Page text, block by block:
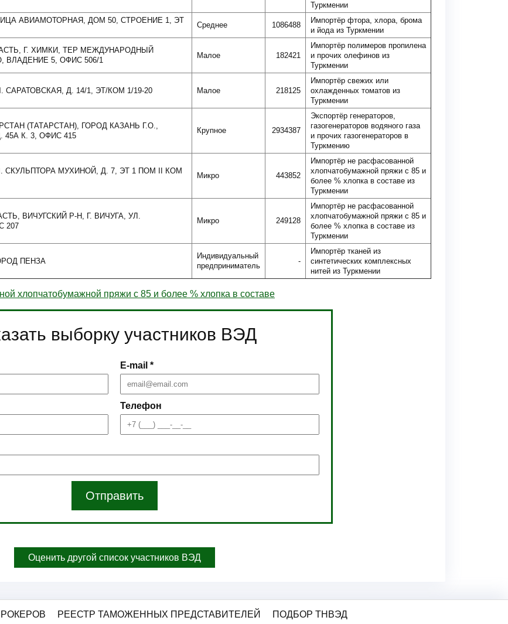
Туркмении
АВИАМОТОРНАЯ, ДОМ 50, СТРОЕНИЕ 1, ЭТ
Среднее 1086488
Импортёр фтора, хлора, брома
и йода из Туркмении
Г. ХИМКИ, ТЕР МЕЖДУНАРОДНЫЙ
5, ОФИС 506/1
Малое 182421
Импортёр полимеров пропилена
и прочих олефинов из
Туркмении
САРАТОВСКАЯ, Д. 14/1, ЭТ/КОМ 1/19-20 Малое 218125
Импортёр свежих или
охлажденных томатов из
Туркмении
(ТАТАРСТАН), ГОРОД КАЗАНЬ Г.О.,
45А К. 3, ОФИС 415
Крупное 2934387
Экспортёр генераторов,
газогенераторов водяного газа
и прочих газогенераторов в
Туркмению
СКУЛЬПТОРА МУХИНОЙ, Д. 7, ЭТ 1 ПОМ II КОМ
Микро 443852
Импортёр не расфасованной
хлопчатобумажной пряжи с 85 и
более % хлопка в составе из
Туркмении
ВИЧУГСКИЙ Р-Н, Г. ВИЧУГА, УЛ.
207
Микро 249128
Импортёр не расфасованной
хлопчатобумажной пряжи с 85 и
более % хлопка в составе из
Туркмении
ПЕНЗА
Индивидуальный
предприниматель
-
Импортёр тканей из
синтетических комплексных
нитей из Туркмении
хлопчатобумажной пряжи с 85 и более % хлопка в составе
выборку участников ВЭД
E-mail *
Телефон
Отправить
Оценить другой список участников ВЭД
РЕЕСТР ТАМОЖЕННЫХ ПРЕДСТАВИТЕЛЕЙ ПОДБОР ТНВЭД